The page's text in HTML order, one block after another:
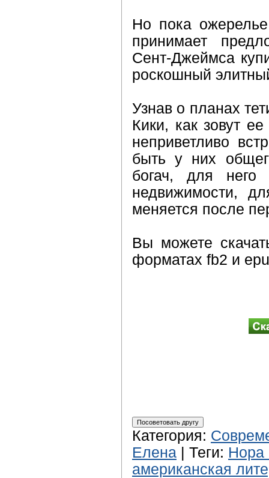
Но пока
принимает
Сент-Джеймса
роскошный
Узнав о планах
Кики, как зовут
неприветливо
быть у них
богач, для него
недвижимости,
меняется после
Вы можете
форматах fb2 и
Категория:
Елена
Теги: Нора
американская